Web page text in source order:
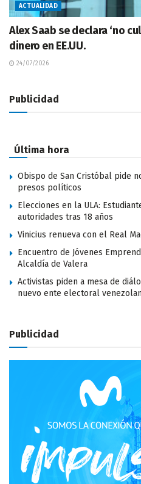
ACTUALIDAD
Alex Saab se declara ‘no
dinero en EE.UU.
24/07/2026
Publicidad
Última hora
Obispo de San Cristóbal pide
presos políticos
Elecciones en la ULA:
autoridades tras 18 años
Vinicius renueva con el Real
Encuentro de Jóvenes
Alcaldía de Valera
Activistas piden a mesa de
nuevo ente electoral
Publicidad